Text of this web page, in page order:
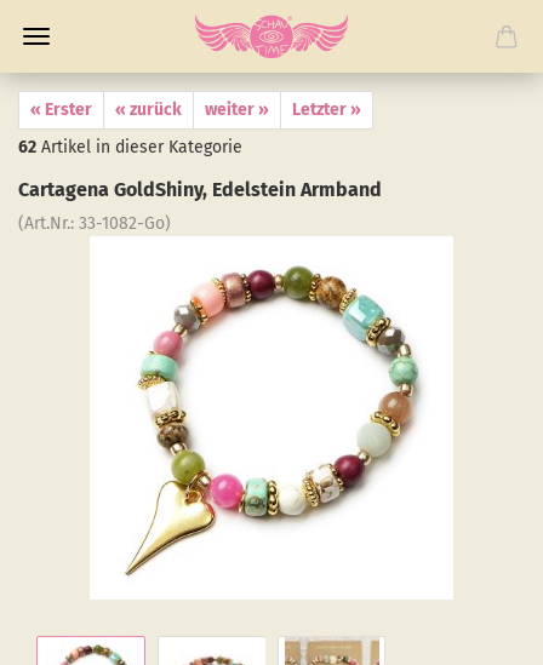
« Erster « zurück weiter »
Letzter »
62 Artikel in dieser Kategorie
Car­ta­ge­na GoldS­hiny, Edel­stein Arm­band
(Art.Nr.: 33-​1082-Go)